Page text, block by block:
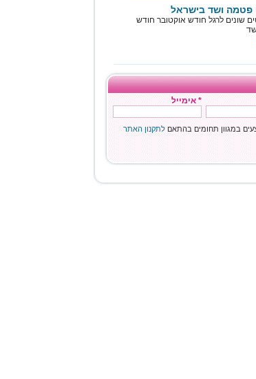
פטמה ושד בישראל
שונים לרגל חודש אוקטובר חודש
* אימייל
במגוון תחומים בהתאםלתקנון האתר